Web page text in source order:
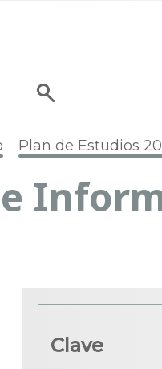
Plan de Estudios
Clave